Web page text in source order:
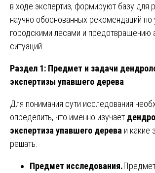
в ходе экспертиз, формируют базу для
научно обоснованных рекомендаций по
городскими лесами и предотвращению
ситуаций .
Раздел 1: Предмет и задачи
экспертизы упавшего дерева
Для понимания сути исследования
определить, что именно изучает
экспертиза упавшего дерева и какие
решать.
Предмет исследования.